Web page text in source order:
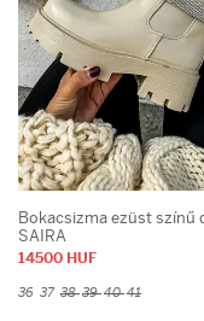
Bokacsizma ezüst színű
SAIRA
14500 HUF
36 37 38394041